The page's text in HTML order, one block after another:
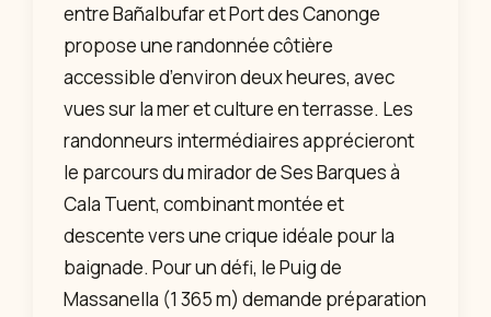
entre Bañalbufar et Port des Canonge
propose une randonnée côtière
accessible d’environ deux heures, avec
vues sur la mer et culture en terrasse. Les
randonneurs intermédiaires apprécieront
le parcours du mirador de Ses Barques à
Cala Tuent, combinant montée et
descente vers une crique idéale pour la
baignade. Pour un défi, le Puig de
Massanella (1 365 m) demande préparation